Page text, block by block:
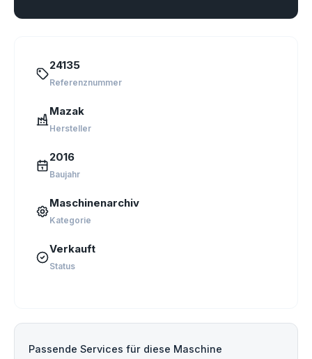
24135
Referenznummer
Mazak
Hersteller
2016
Baujahr
Maschinenarchiv
Kategorie
Verkauft
Status
Passende Services für diese Maschine